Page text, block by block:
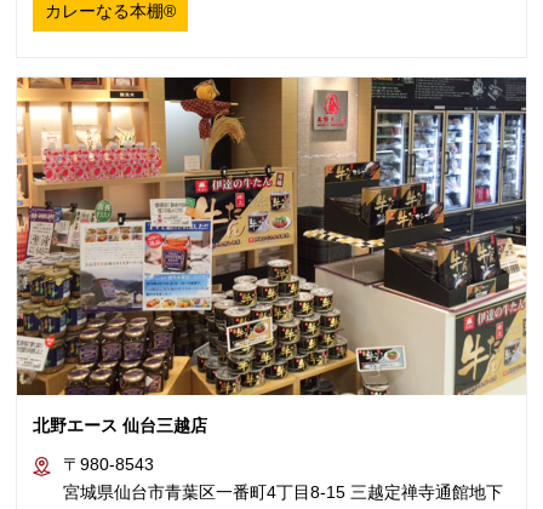
カレーなる本棚®
北野エース 仙台三越店
〒980-8543
宮城県仙台市青葉区一番町4丁目8-15 三越定禅寺通館地下